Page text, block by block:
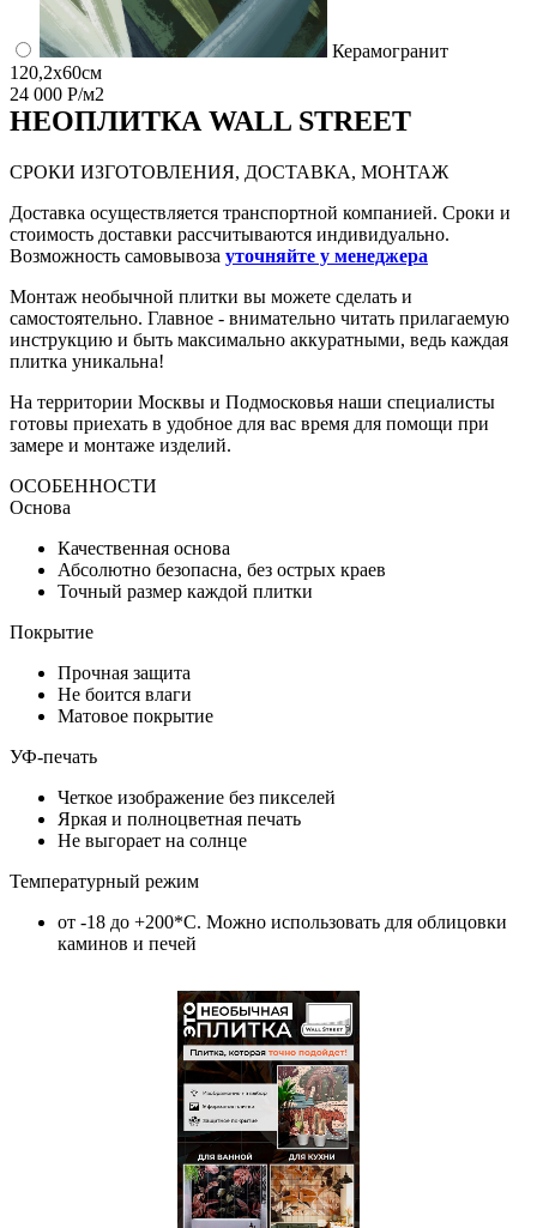
Керамогранит
120,2x60см
24 000 Р/м2
НЕОПЛИТКА WALL STREET
СРОКИ ИЗГОТОВЛЕНИЯ, ДОСТАВКА, МОНТАЖ
Доставка осуществляется транспортной компанией. Сроки и
стоимость доставки рассчитываются индивидуально.
Возможность самовывоза уточняйте у менеджера
Монтаж необычной плитки вы можете сделать и
самостоятельно. Главное - внимательно читать прилагаемую
инструкцию и быть максимально аккуратными, ведь каждая
плитка уникальна!
На территории Москвы и Подмосковья наши специалисты
готовы приехать в удобное для вас время для помощи при
замере и монтаже изделий.
ОСОБЕННОСТИ
Основа
Качественная основа
Абсолютно безопасна, без острых краев
Точный размер каждой плитки
Покрытие
Прочная защита
Не боится влаги
Матовое покрытие
УФ-печать
Четкое изображение без пикселей
Яркая и полноцветная печать
Не выгорает на солнце
Температурный режим
от -18 до +200*C. Можно использовать для облицовки
каминов и печей